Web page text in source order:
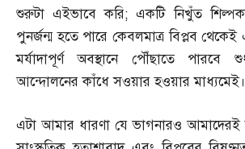
শুরুটা এইভাবে করি;একটি নিখুঁত
পুনর্জন্ম হতে পারে কেবলমাত্র বিপ্লব
মর্যাদাপূর্ণ অবস্থানে পৌঁছাতে পারবে
আন্দোলনের কাঁধে সওয়ার হওয়ার
এটা আমার ধারণা যে ভাগনারও